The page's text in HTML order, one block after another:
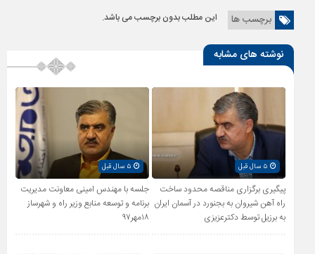
برچسب ها این مطلب بدون برچسب می باشد.
نوشته های مشابه
۵ سال قبل
پیگیری برگزاری مناقصه محدود ساخت
راه آهن شیروان به بجنورد در آسمان ایران
به برزیل توسط دکترعزیزی
۵ سال قبل
جلسه با مهندس امینی معاونت مدیریت
برنامه و توسعه منابع وزیر راه و شهرساز
۱۸مهر۹۷